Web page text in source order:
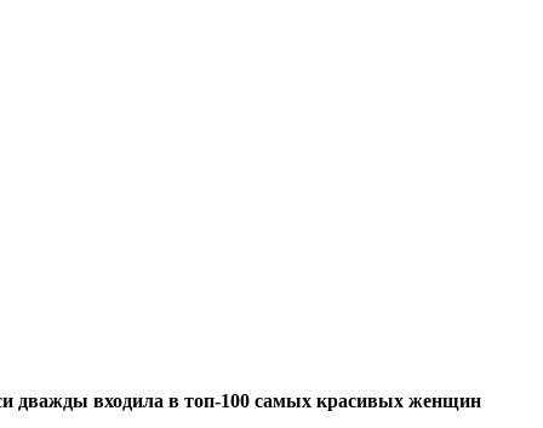
дважды входила в топ-100 самых красивых женщин